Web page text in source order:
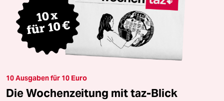
10 Ausgaben für 10 Euro
Die Wochenzeitung mit taz-Blick